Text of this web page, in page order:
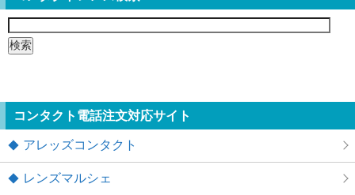
検
索:
コンタクト電話注文対応サイト
アレッズコンタクト
レンズマルシェ